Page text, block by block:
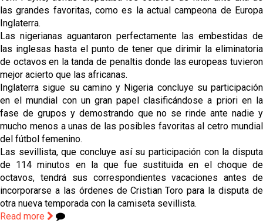
Miguel Sierra: La temporada pasada se vio
reflejado que podemos tirar para delante y
trabajamos con ilusión
Diomande ya es madridista mientras Rodri agita el
mercado
las grandes favoritas, como es la actual campeona de Europa
Inglaterra.
Las nigerianas aguantaron perfectamente las embestidas de
las inglesas hasta el punto de tener que dirimir la eliminatoria
de octavos en la tanda de penaltis donde las europeas tuvieron
mejor acierto que las africanas.
Inglaterra sigue su camino y Nigeria concluye su participación
en el mundial con un gran papel clasificándose a priori en la
fase de grupos y demostrando que no se rinde ante nadie y
mucho menos a unas de las posibles favoritas al cetro mundial
del fútbol femenino.
Las sevillista, que concluye así su participación con la disputa
de 114 minutos en la que fue sustituida en el choque de
octavos, tendrá sus correspondientes vacaciones antes de
incorporarse a las órdenes de Cristian Toro para la disputa de
otra nueva temporada con la camiseta sevillista.
Read more